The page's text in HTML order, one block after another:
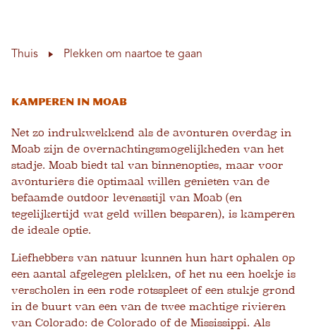
Thuis Plekken om naartoe te gaan
Kamperen in Moab
Net zo indrukwekkend als de avonturen overdag in
Moab zijn de overnachtingsmogelijkheden van het
stadje. Moab biedt tal van binnenopties, maar voor
avonturiers die optimaal willen genieten van de
befaamde outdoor levensstijl van Moab (en
tegelijkertijd wat geld willen besparen), is kamperen
de ideale optie.
Liefhebbers van natuur kunnen hun hart ophalen op
een aantal afgelegen plekken, of het nu een hoekje is
verscholen in een rode rotsspleet of een stukje grond
in de buurt van een van de twee machtige rivieren
van Colorado: de Colorado of de Mississippi. Als